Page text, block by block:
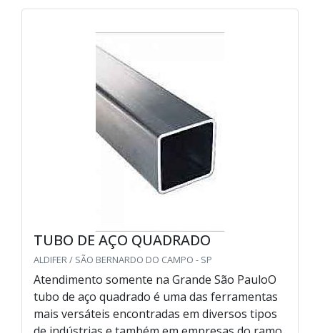
TUBO DE AÇO QUADRADO
ALDIFER / SÃO BERNARDO DO CAMPO - SP
Atendimento somente na Grande São PauloO
tubo de aço quadrado é uma das ferramentas
mais versáteis encontradas em diversos tipos